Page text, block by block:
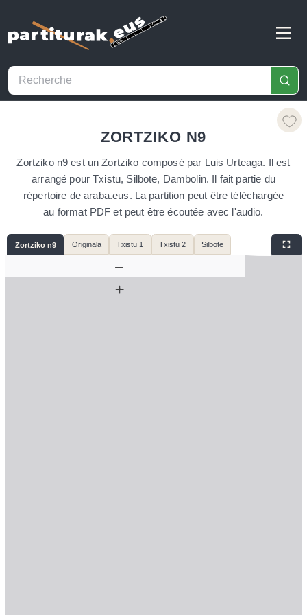
ZORTZIKO N9
Zortziko n9 est un Zortziko composé par Luis Urteaga. Il est
arrangé pour Txistu, Silbote, Dambolin. Il fait partie du
répertoire de araba.eus. La partition peut être téléchargée
au format PDF et peut être écoutée avec l'audio.
Zortziko n9 Originala Txistu 1 Txistu 2 Silbote